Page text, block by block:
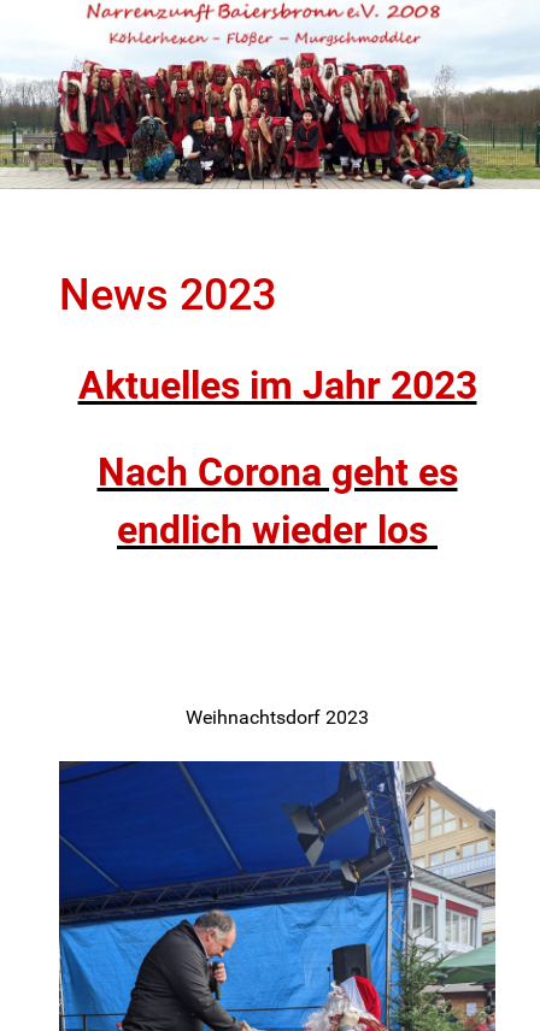
News 2023
Aktuelles im Jahr 2023
Nach Corona geht es
endlich wieder los
Weihnachtsdorf 2023